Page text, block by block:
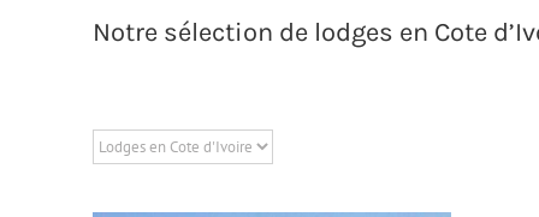
Notre sélection de lodges en Cote